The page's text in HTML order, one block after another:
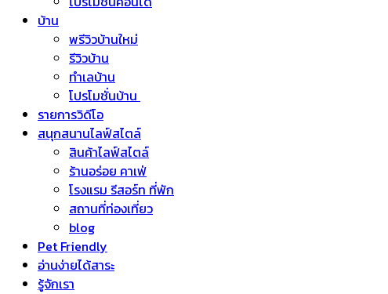
บ้าน
พรีวิวบ้านใหม่
รีวิวบ้าน
ทำเลบ้าน
โปรโมชั่นบ้าน
รายการวิดีโอ
สนุกสนานไลฟ์สไตล์
สินค้าไลฟ์สไตล์
ร้านอร่อย คาเฟ่
โรงแรม รีสอร์ท ที่พัก
สถานที่ท่องเที่ยว
blog
Pet Friendly
อ่านง่ายได้สาระ
รู้จักเรา